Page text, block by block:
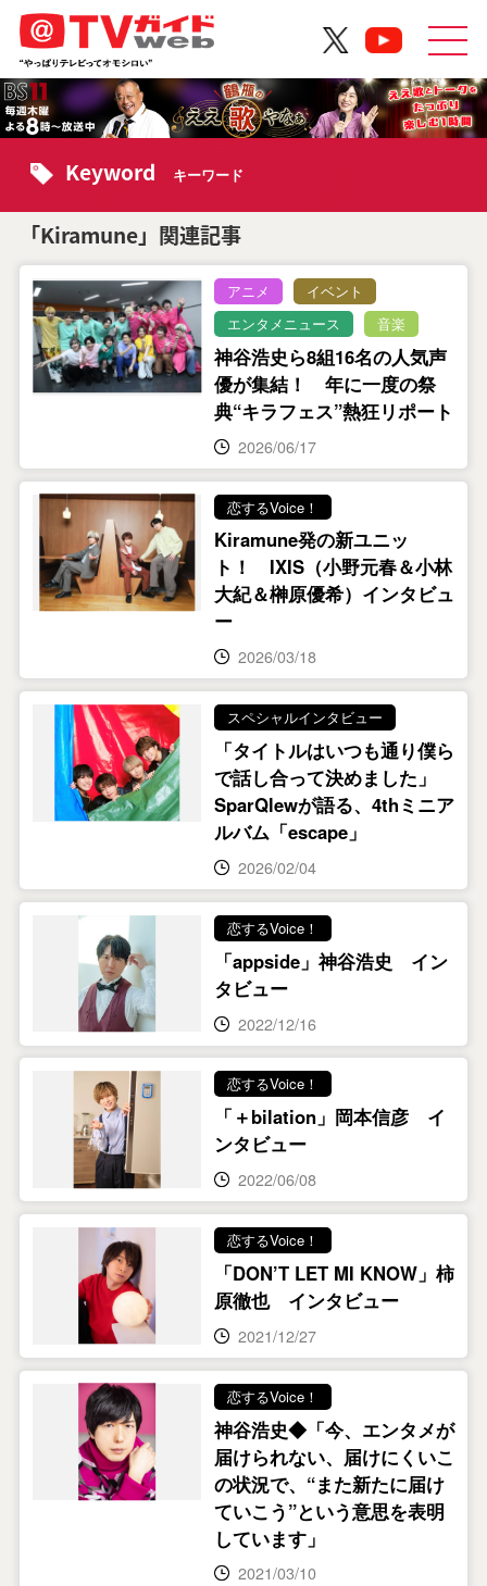
Keyword キーワード
「Kiramune」関連記事
アニメ
イベント
エンタメニュース
音楽
神谷浩史ら8組16名の人気声
優が集結！ 年に一度の祭
典“キラフェス”熱狂リポート
2026/06/17
恋するVoice！
Kiramune発の新ユニッ
ト！ IXIS（小野元春＆小林
大紀＆榊原優希）インタビュ
ー
2026/03/18
スペシャルインタビュー
「タイトルはいつも通り僕ら
で話し合って決めました」
SparQlewが語る、4thミニア
ルバム「escape」
2026/02/04
恋するVoice！
「appside」神谷浩史 イン
タビュー
2022/12/16
恋するVoice！
「＋bilation」岡本信彦 イ
ンタビュー
2022/06/08
恋するVoice！
「DON’T LET MI KNOW」柿
原徹也 インタビュー
2021/12/27
恋するVoice！
神谷浩史◆「今、エンタメが
届けられない、届けにくいこ
の状況で、“また新たに届け
ていこう”という意思を表明
しています」
2021/03/10